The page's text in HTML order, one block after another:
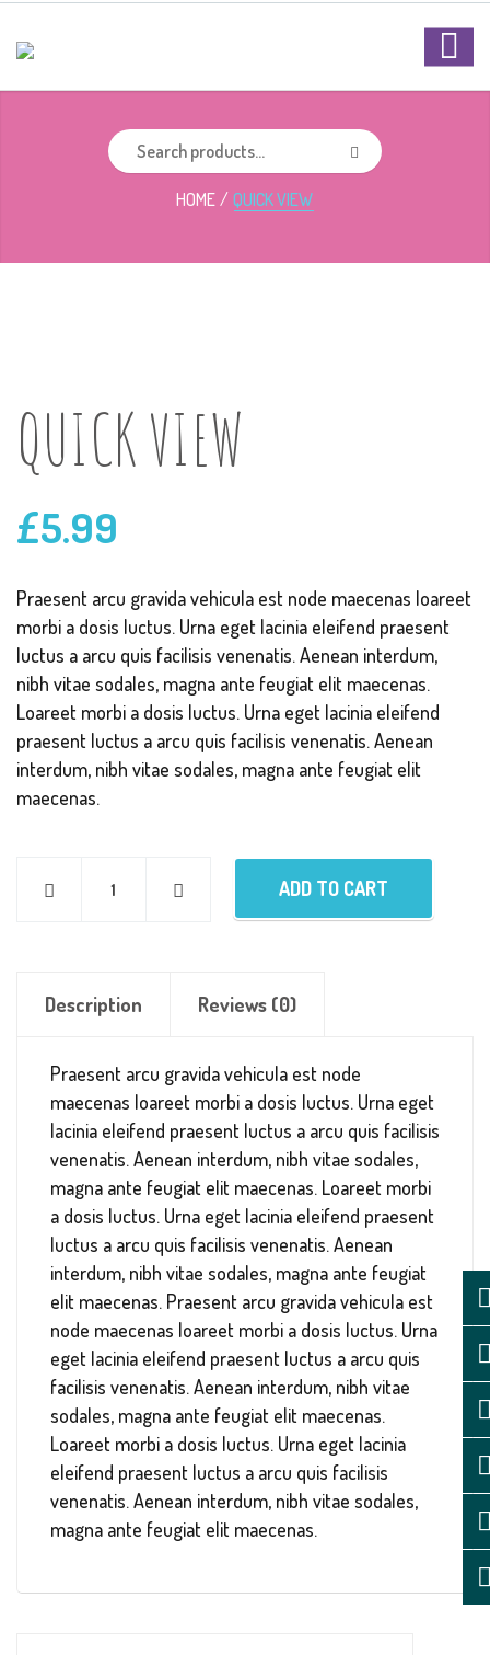
HOME QUICK VIEW
QUICK VIEW
£5.99
Praesent arcu gravida vehicula est node maecenas loareet
morbi a dosis luctus. Urna eget lacinia eleifend praesent
luctus a arcu quis facilisis venenatis. Aenean interdum,
nibh vitae sodales, magna ante feugiat elit maecenas.
Loareet morbi a dosis luctus. Urna eget lacinia eleifend
praesent luctus a arcu quis facilisis venenatis. Aenean
interdum, nibh vitae sodales, magna ante feugiat elit
maecenas.
ADD TO CART
Description Reviews (0)
Praesent arcu gravida vehicula est node
maecenas loareet morbi a dosis luctus. Urna eget
lacinia eleifend praesent luctus a arcu quis facilisis
venenatis. Aenean interdum, nibh vitae sodales,
magna ante feugiat elit maecenas. Loareet morbi
a dosis luctus. Urna eget lacinia eleifend praesent
luctus a arcu quis facilisis venenatis. Aenean
interdum, nibh vitae sodales, magna ante feugiat
elit maecenas. Praesent arcu gravida vehicula est
node maecenas loareet morbi a dosis luctus. Urna
eget lacinia eleifend praesent luctus a arcu quis
facilisis venenatis. Aenean interdum, nibh vitae
sodales, magna ante feugiat elit maecenas.
Loareet morbi a dosis luctus. Urna eget lacinia
eleifend praesent luctus a arcu quis facilisis
venenatis. Aenean interdum, nibh vitae sodales,
magna ante feugiat elit maecenas.